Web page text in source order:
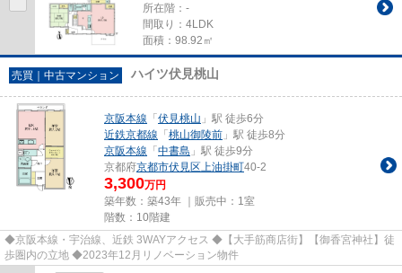
所在階：-
間取り：4LDK
面積：98.92㎡
売買｜中古マンション ハイツ伏見桃山
京阪本線 「 伏見桃山 」駅 徒歩6分
近鉄京都線 「 桃山御陵前 」駅 徒歩8分
京阪本線 「 中書島 」駅 徒歩9分
京都府京都市伏見区上油掛町40-2
3,300万円
築年数：築43年 ｜販売中： 1室
階数：10階建
◆京阪本線・宇治線、近鉄 3WAYアクセス ◆【大手筋商店街】【御香宮神社】徒
歩圏内の立地 ◆2023年12月リノベーション物件